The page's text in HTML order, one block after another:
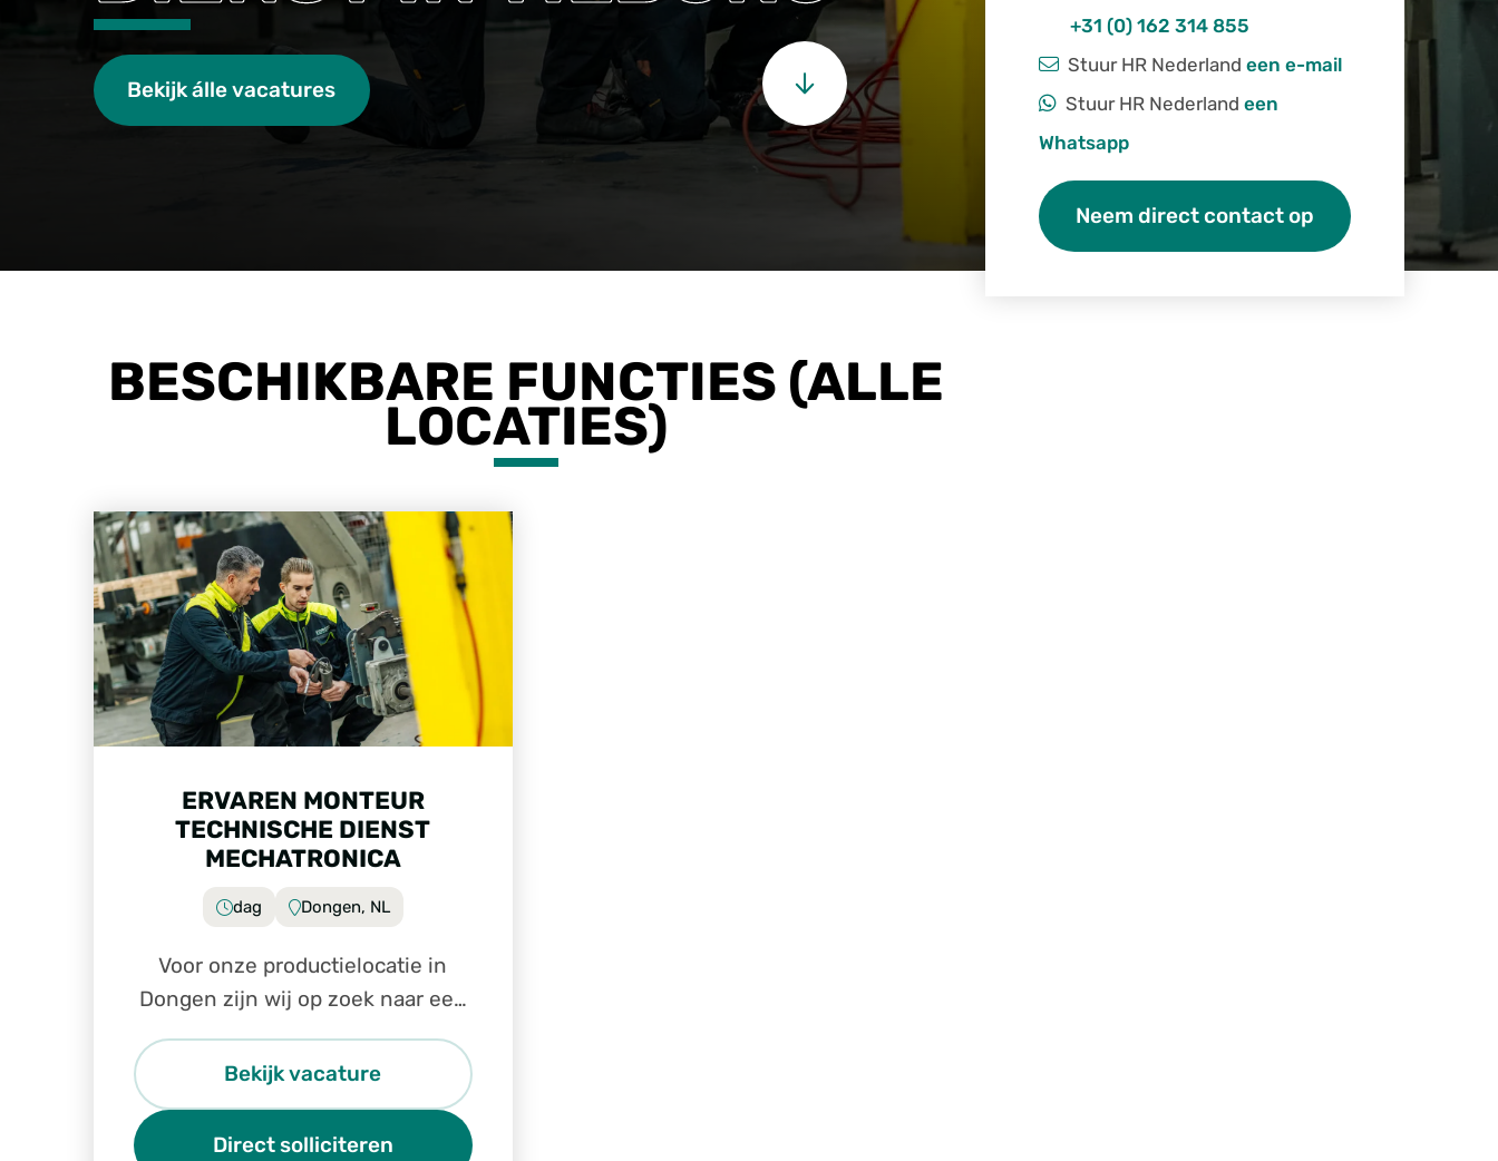
Bekijk álle vacatures
BESCHIKBARE FUNCTIES (ALLE
LOCATIES)
ERVAREN MONTEUR
TECHNISCHE DIENST
MECHATRONICA
dag Dongen, NL
Voor onze productielocatie in
Dongen zijn wij op zoek naar een
ervaren monteur voor de
technische dienst.
Bekijk vacature
Direct solliciteren
+31 (0) 162 314 855
Stuur HR Nederlandeen e-mail
Stuur HR Nederlandeen
Whatsapp
Neem direct contact op